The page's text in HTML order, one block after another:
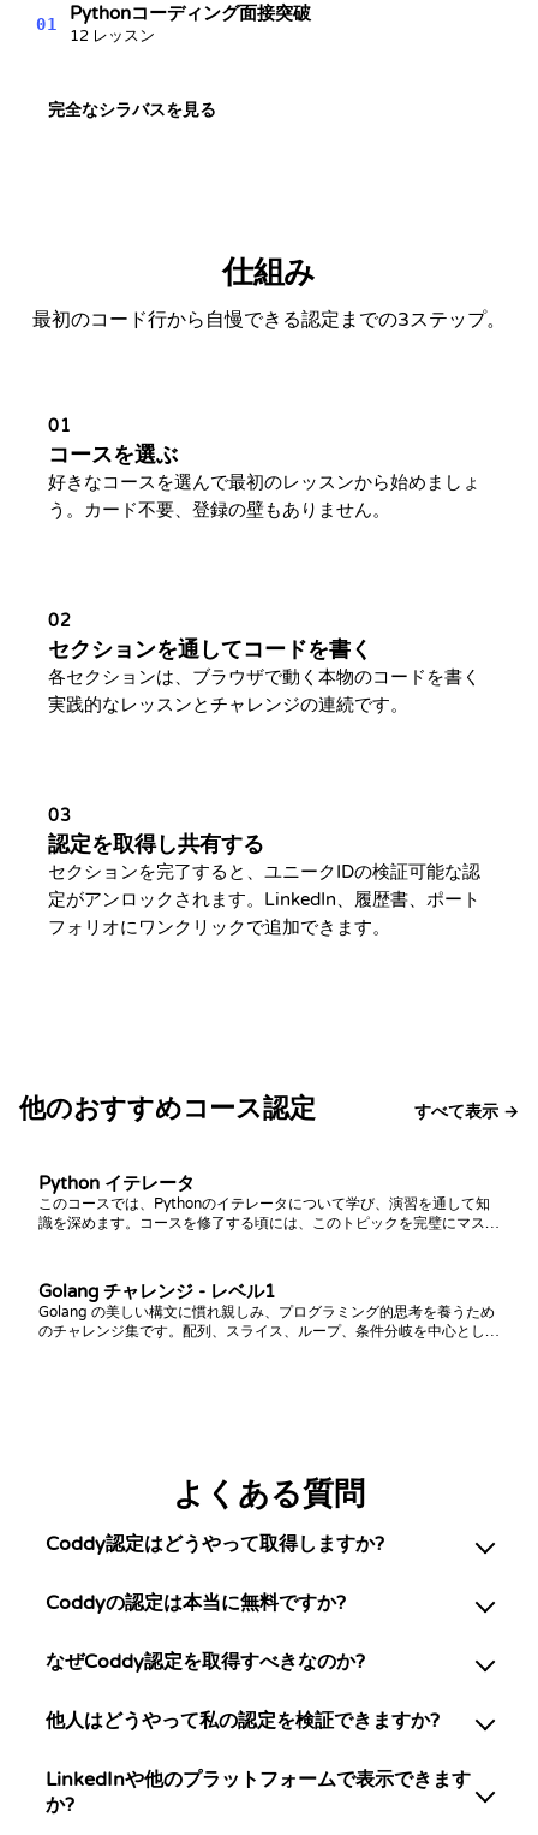
01
Pythonコーディング面接突破
12 レッスン
完全なシラバスを見る
仕組み
最初のコード行から自慢できる認定までの3ステップ。
01
コースを選ぶ
好きなコースを選んで最初のレッスンから始めましょ
う。カード不要、登録の壁もありません。
02
セクションを通してコードを書く
各セクションは、ブラウザで動く本物のコードを書く
実践的なレッスンとチャレンジの連続です。
03
認定を取得し共有する
セクションを完了すると、ユニークIDの検証可能な認
定がアンロックされます。LinkedIn、履歴書、ポート
フォリオにワンクリックで追加できます。
他のおすすめコース認定 すべて表示 →
Python イテレータ
このコースでは、Pythonのイテレータについて学び、演習を通して知
識を深めます。コースを修了する頃には、このトピックを完璧にマスタ
Golang チャレンジ - レベル1
Golang の美しい構文に慣れ親しみ、プログラミング的思考を養うため
のチャレンジ集です。配列、スライス、ループ、条件分岐を中心とした
よくある質問
Coddy認定はどうやって取得しますか?
Coddyの認定は本当に無料ですか?
なぜCoddy認定を取得すべきなのか?
他人はどうやって私の認定を検証できますか?
LinkedInや他のプラットフォームで表示できます
か?